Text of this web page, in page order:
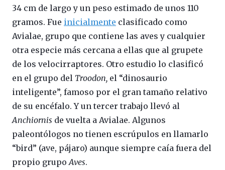
34 cm de largo y un peso estimado de unos 110
gramos. Fue inicialmente clasificado como
Avialae, grupo que contiene las aves y cualquier
otra especie más cercana a ellas que al grupete
de los velocirraptores. Otro estudio lo clasificó
en el grupo del Troodon, el “dinosaurio
inteligente”, famoso por el gran tamaño relativo
de su encéfalo. Y un tercer trabajo llevó al
Anchiornis de vuelta a Avialae. Algunos
paleontólogos no tienen escrúpulos en llamarlo
“bird” (ave, pájaro) aunque siempre caía fuera del
propio grupo Aves.